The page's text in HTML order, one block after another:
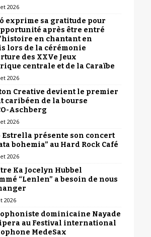
2026
exprime sa gratitude pour
après être entré
en chantant en
lors de la cérémonie
des XXVe Jeux
centrale et de la Caraïbe
2026
Creative devient le premier
caribéen de la bourse
Aschberg
2026
Estrella présente son concert
bohemia” au Hard Rock Café
2026
Ka Jocelyn Hubbel
“Lenlen” a besoin de nous
2026
dominicaine Nayade
au Festival international
MedeSax